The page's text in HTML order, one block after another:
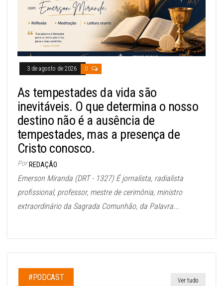
3 de agosto de 2026 0
As tempestades da vida são
inevitáveis. O que determina o nosso
destino não é a ausência de
tempestades, mas a presença de
Cristo conosco.
Por REDAÇÃO
Emerson Miranda (DRT - 1327) É jornalista, radialista
profissional, professor, mestre de cerimônia, ministro
extraordinário da Sagrada Comunhão, da Palavra...
#PODCAST Ver tudo